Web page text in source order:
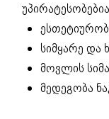
სიმყარე და
მოვლის
მედეგობა